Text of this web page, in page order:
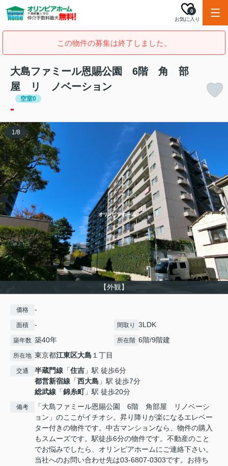
お気に入り
0
この物件の募集は終了しました。
大島ファミール恩賜公園 6階 角 部
屋 リ ノベーション
空室0
-
【外観】
1/8
価格 -
面積 - 間取り 3LDK
築年数 築40年 所在階 6階/9階建
所在地 東京都江東区大島 １丁目
交通 半蔵門線 「住吉 」駅 徒歩6分
都営新宿線 「西大島 」駅 徒歩7分
総武線 「錦糸町」駅 徒歩20分
備考
「大島ファミール恩賜公園 6階 角部屋 リノベーシ
ョン」のここがイチオシ。昇り降りが楽になるエレベー
ター付きの物件です。中古マンションなら、物件の購入
もスムーズです。駅徒歩6分の物件です。不動産のこと
でお悩みでしたら、オリンピアホームにご連絡下さい。
当社へのお問い合わせ先は03-6807-0303です。お待ち